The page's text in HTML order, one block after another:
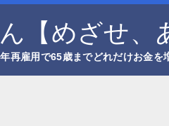
【めざせ、
再雇用で65歳までどれだけお金